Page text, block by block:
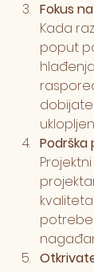
Fokus
Kada
poput